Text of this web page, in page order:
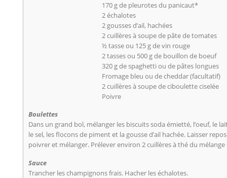
170 g de pleurotes du panicaut*
2 échalotes
2 gousses d’ail, hachées
2 cuillères à soupe de pâte de tomates
½ tasse ou 125 g de vin rouge
2 tasses ou 500 g de bouillon de boeuf
320 g de spaghetti ou de pâtes longues
Fromage bleu ou de cheddar (facultatif)
2 cuillères à soupe de ciboulette ciselée
Poivre
Boulettes
Dans un grand bol, mélanger les biscuits soda émietté, l’oeuf, le
le sel, les flocons de piment et la gousse d’ail hachée. Laisser
poivrer et mélanger. Prélever environ 2 cuillères à thé du
Sauce
Trancher les champignons frais. Hacher les échalotes.